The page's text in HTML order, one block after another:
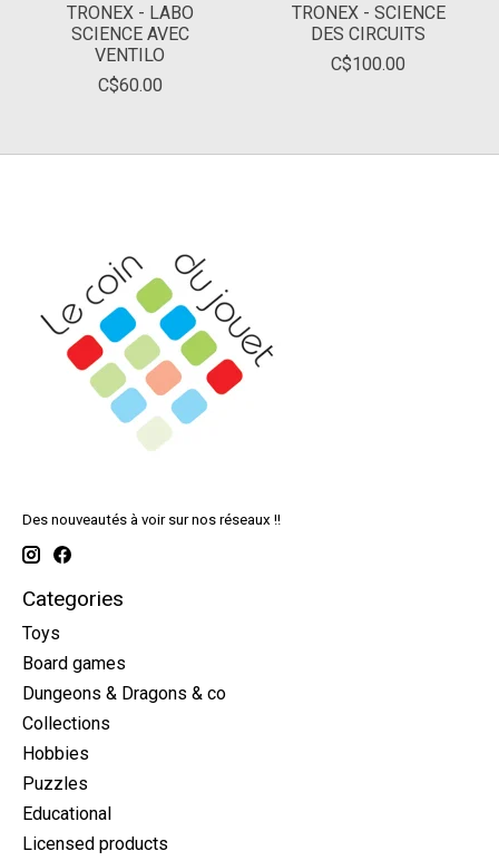
TRONEX - LABO
SCIENCE AVEC
VENTILO
C$60.00
TRONEX - SCIENCE
DES CIRCUITS
C$100.00
Des nouveautés à voir sur nos réseaux !!
Categories
Toys
Board games
Dungeons & Dragons & co
Collections
Hobbies
Puzzles
Educational
Licensed products